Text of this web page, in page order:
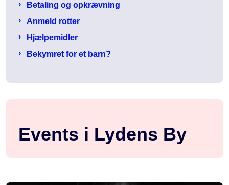
Betaling og opkrævning
Anmeld rotter
Hjælpemidler
Bekymret for et barn?
Events i Lydens By